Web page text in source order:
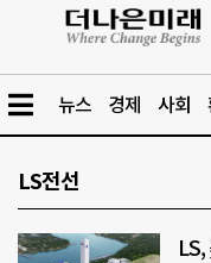
뉴스 경제 사회
LS전선